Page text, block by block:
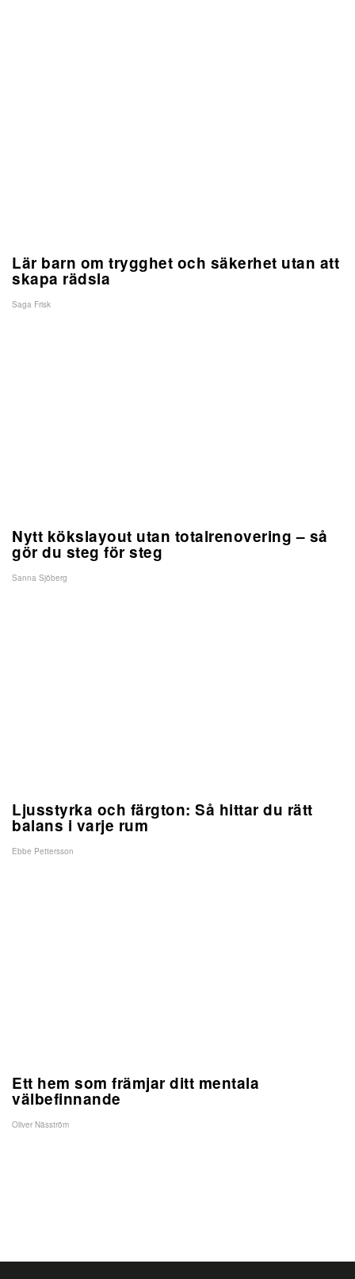
Lär barn om trygghet och säkerhet utan att
skapa rädsla
Saga Frisk
Nytt kökslayout utan totalrenovering – så
gör du steg för steg
Sanna Sjöberg
Ljusstyrka och färgton: Så hittar du rätt
balans i varje rum
Ebbe Pettersson
Ett hem som främjar ditt mentala
välbefinnande
Oliver Näsström